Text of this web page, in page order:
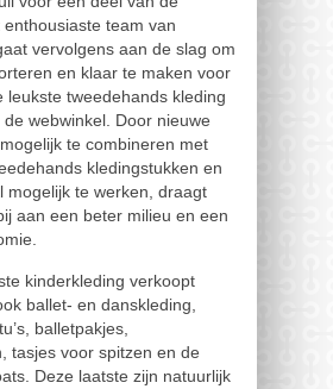
team van
vervolgens aan de slag om
en klaar te maken voor
leukste tweedehands kleding
webwinkel. Door nieuwe
te combineren met
kledingstukken en
mogelijk te werken, draagt
aan een beter milieu en een
kinderkleding verkoopt
ballet- en danskleding,
balletpakjes,
tasjes voor spitzen en de
Deze laatste zijn natuurlijk